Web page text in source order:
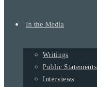
In the Media
Writings
Public Statements
Interviews